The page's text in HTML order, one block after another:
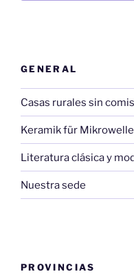
GENERAL
Casas rurales sin
Keramik für
Literatura clásica y
Nuestra sede
PROVINCIAS